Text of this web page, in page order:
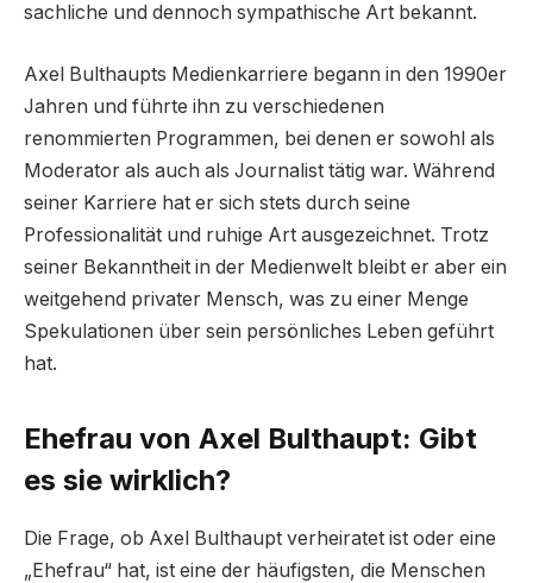
sachliche und dennoch sympathische Art bekannt.
Axel Bulthaupts Medienkarriere begann in den 1990er
Jahren und führte ihn zu verschiedenen
renommierten Programmen, bei denen er sowohl als
Moderator als auch als Journalist tätig war. Während
seiner Karriere hat er sich stets durch seine
Professionalität und ruhige Art ausgezeichnet. Trotz
seiner Bekanntheit in der Medienwelt bleibt er aber ein
weitgehend privater Mensch, was zu einer Menge
Spekulationen über sein persönliches Leben geführt
hat.
Ehefrau von Axel Bulthaupt: Gibt
es sie wirklich?
Die Frage, ob Axel Bulthaupt verheiratet ist oder eine
„Ehefrau“ hat, ist eine der häufigsten, die Menschen